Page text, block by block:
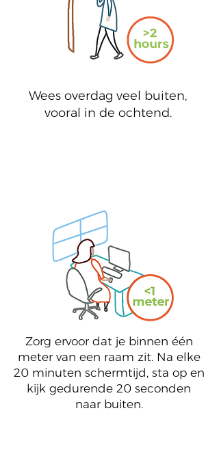
Wees overdag veel buiten,
vooral in de ochtend.
Zorg ervoor dat je binnen één
meter van een raam zit. Na elke
20 minuten schermtijd, sta op en
kijk gedurende 20 seconden
naar buiten.